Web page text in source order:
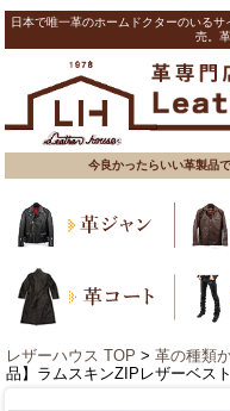
日本で唯一革のホームドクターのいる
売。
今良かったらいい革製品
レザーハウス TOP > 革の種類
品】ラムスキンZIPレザーベスト